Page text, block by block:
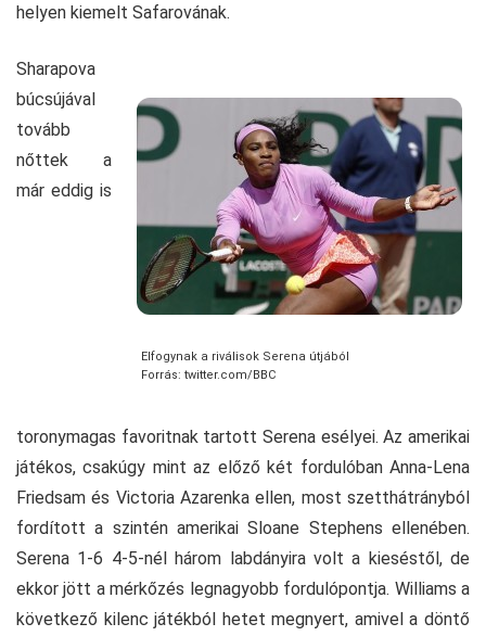
helyen kiemelt Safarovának.
Elfogynak a riválisok Serena útjából
Forrás: twitter.com/BBC
Sharapova
búcsújával
tovább
nőttek a
már eddig is
toronymagas favoritnak tartott Serena esélyei. Az amerikai
játékos, csakúgy mint az előző két fordulóban Anna-Lena
Friedsam és Victoria Azarenka ellen, most szetthátrányból
fordított a szintén amerikai Sloane Stephens ellenében.
Serena 1-6 4-5-nél három labdányira volt a kieséstől, de
ekkor jött a mérkőzés legnagyobb fordulópontja. Williams a
következő kilenc játékból hetet megnyert, amivel a döntő